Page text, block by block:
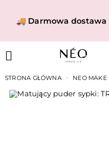
🚚 Darmowa dostawa
STRONA GŁÓWNA NEO MAKE